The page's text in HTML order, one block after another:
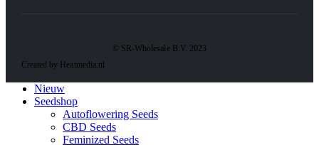
© SR-Wholesale B.V. 2023
Created by Heatmedia.nl
Nieuw
Seedshop
Autoflowering Seeds
CBD Seeds
Feminized Seeds